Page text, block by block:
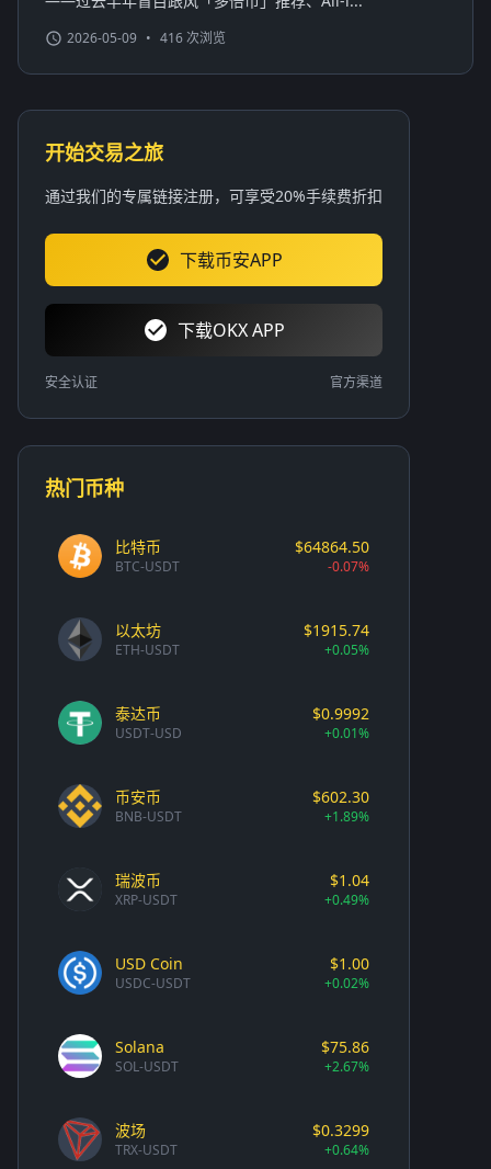
2026-05-09 • 416 次浏览
开始交易之旅
通过我们的专属链接注册，可享受20%手续费折扣
下载币安APP
下载OKX APP
安全认证 官方渠道
热门币种
比特币
BTC-USDT
$64864.50
-0.07%
以太坊
ETH-USDT
$1915.74
+0.05%
泰达币
USDT-USD
$0.9992
+0.01%
币安币
BNB-USDT
$602.30
+1.89%
瑞波币
XRP-USDT
$1.04
+0.49%
USD Coin
USDC-USDT
$1.00
+0.02%
Solana
SOL-USDT
$75.86
+2.67%
波场
TRX-USDT
$0.3299
+0.64%